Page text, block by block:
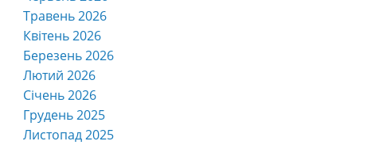
Травень 2026
Квітень 2026
Березень 2026
Лютий 2026
Січень 2026
Грудень 2025
Листопад 2025